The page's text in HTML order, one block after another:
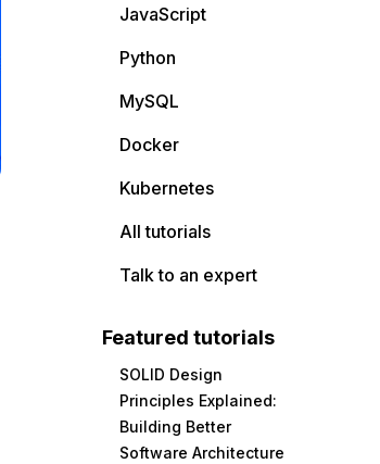
JavaScript
Python
MySQL
Docker
Kubernetes
All tutorials
Talk to an expert
Featured tutorials
SOLID Design
Principles Explained:
Building Better
Software Architecture